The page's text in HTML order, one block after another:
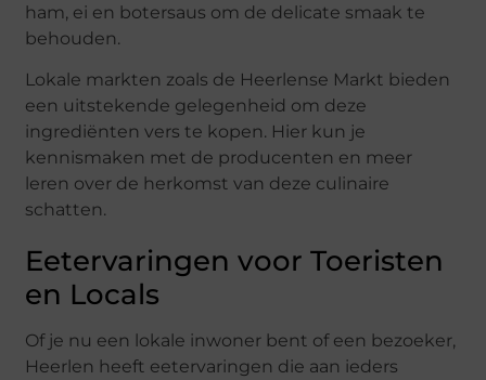
ham, ei en botersaus om de delicate smaak te
behouden.
Lokale markten zoals de Heerlense Markt bieden
een uitstekende gelegenheid om deze
ingrediënten vers te kopen. Hier kun je
kennismaken met de producenten en meer
leren over de herkomst van deze culinaire
schatten.
Eetervaringen voor Toeristen
en Locals
Of je nu een lokale inwoner bent of een bezoeker,
Heerlen heeft eetervaringen die aan ieders